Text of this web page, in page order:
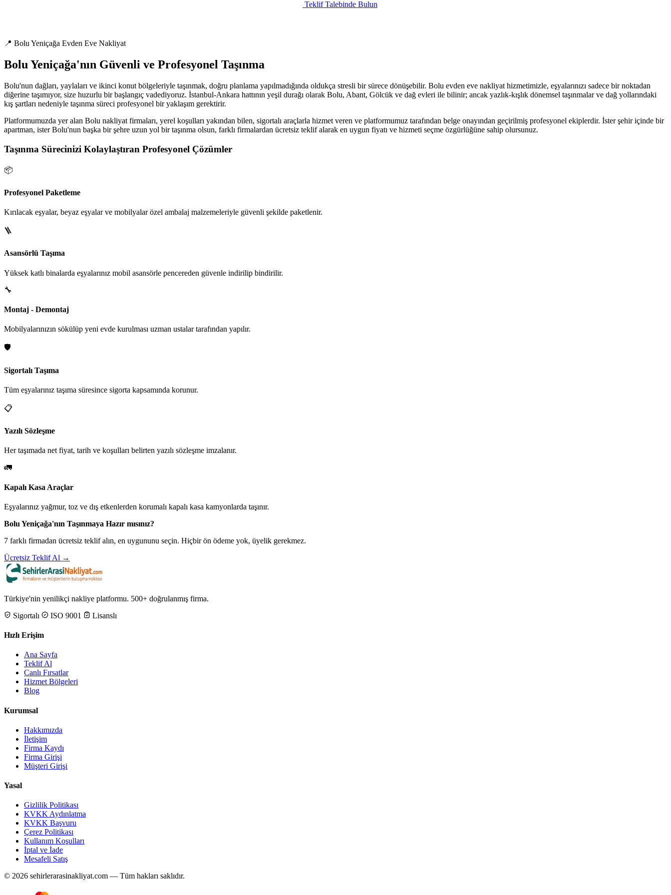
Teklif Talebinde Bulun
📍 Bolu Yeniçağa Evden Eve Nakliyat
Bolu Yeniçağa'nın Güvenli ve Profesyonel Taşınma
Bolu'nun dağları, yaylaları ve ikinci konut bölgeleriyle taşınmak, doğru planlama yapılmadığında oldukça stresli bir sürece dönüşebilir. Bolu evden eve nakliyat hizmetimizle, eşyalarınızı sadece bir noktadan
diğerine taşımıyor, size huzurlu bir başlangıç vadediyoruz. İstanbul-Ankara hattının yeşil durağı olarak Bolu, Abant, Gölcük ve dağ evleri ile bilinir; ancak yazlık-kışlık dönemsel taşınmalar ve dağ yollarındaki
kış şartları nedeniyle taşınma süreci profesyonel bir yaklaşım gerektirir.
Platformumuzda yer alan Bolu nakliyat firmaları, yerel koşulları yakından bilen, sigortalı araçlarla hizmet veren ve platformumuz tarafından belge onayından geçirilmiş profesyonel ekiplerdir. İster şehir içinde bir
apartman, ister Bolu'nun başka bir şehre uzun yol bir taşınma olsun, farklı firmalardan ücretsiz teklif alarak en uygun fiyatı ve hizmeti seçme özgürlüğüne sahip olursunuz.
Taşınma Sürecinizi Kolaylaştıran Profesyonel Çözümler
📦
Profesyonel Paketleme
Kırılacak eşyalar, beyaz eşyalar ve mobilyalar özel ambalaj malzemeleriyle güvenli şekilde paketlenir.
🪜
Asansörlü Taşıma
Yüksek katlı binalarda eşyalarınız mobil asansörle pencereden güvenle indirilip bindirilir.
🔧
Montaj - Demontaj
Mobilyalarınızın sökülüp yeni evde kurulması uzman ustalar tarafından yapılır.
🛡️
Sigortalı Taşıma
Tüm eşyalarınız taşıma süresince sigorta kapsamında korunur.
📋
Yazılı Sözleşme
Her taşımada net fiyat, tarih ve koşulları belirten yazılı sözleşme imzalanır.
🚛
Kapalı Kasa Araçlar
Eşyalarınız yağmur, toz ve dış etkenlerden korumalı kapalı kasa kamyonlarda taşınır.
Bolu Yeniçağa'nın Taşınmaya Hazır mısınız?
7 farklı firmadan ücretsiz teklif alın, en uygununu seçin. Hiçbir ön ödeme yok, üyelik gerekmez.
Ücretsiz Teklif Al →
Türkiye'nin yenilikçi nakliye platformu. 500+ doğrulanmış firma.
Sigortalı
ISO 9001 Lisanslı
Hızlı Erişim
Ana Sayfa
Teklif Al
Canlı Fırsatlar
Hizmet Bölgeleri
Blog
Kurumsal
Hakkımızda
İletişim
Firma Kaydı
Firma Girişi
Müşteri Girişi
Yasal
Gizlilik Politikası
KVKK Aydınlatma
KVKK Başvuru
Çerez Politikası
Kullanım Koşulları
İptal ve İade
Mesafeli Satış
© 2026 sehirlerarasinakliyat.com — Tüm hakları saklıdır.